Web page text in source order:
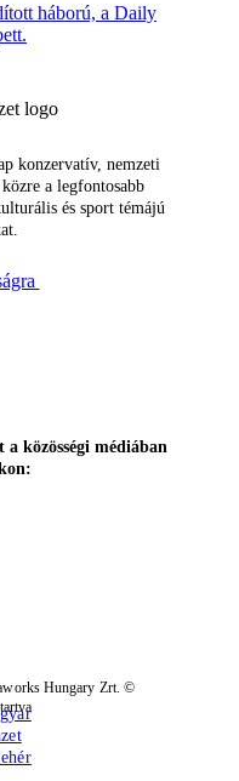
háború, a Daily
konzervatív, nemzeti
a legfontosabb
és sport témájú
közösségi médiában
Hungary Zrt. ©